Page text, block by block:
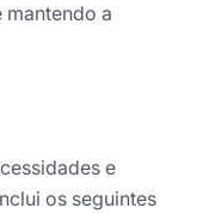
mantendo a
e
os seguintes